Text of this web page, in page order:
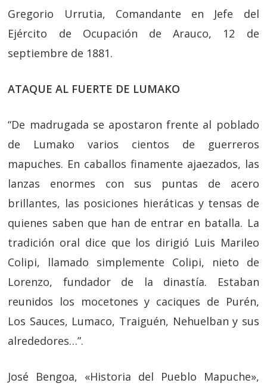
Gregorio Urrutia, Comandante en Jefe del
Ejército de Ocupación de Arauco, 12 de
septiembre de 1881.
ATAQUE AL FUERTE DE LUMAKO
“De madrugada se apostaron frente al poblado
de Lumako varios cientos de guerreros
mapuches. En caballos finamente ajaezados, las
lanzas enormes con sus puntas de acero
brillantes, las posiciones hieráticas y tensas de
quienes saben que han de entrar en batalla. La
tradición oral dice que los dirigió Luis Marileo
Colipi, llamado simplemente Colipi, nieto de
Lorenzo, fundador de la dinastía. Estaban
reunidos los mocetones y caciques de Purén,
Los Sauces, Lumaco, Traiguén, Nehuelban y sus
alrededores…”.
José Bengoa, «Historia del Pueblo Mapuche»,